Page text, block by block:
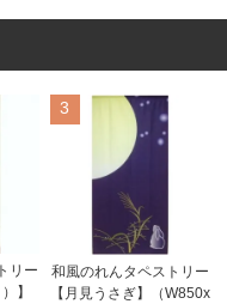
リー
】
3
和風のれんタペストリー
【月見うさぎ】（W850x